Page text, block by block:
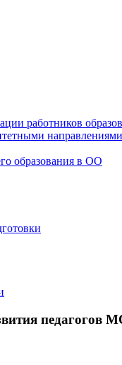
работников
образования в ОО
педагогов